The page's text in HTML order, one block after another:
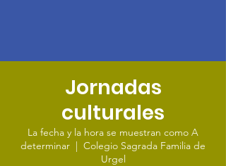
Jornadas
culturales
La fecha y la hora se muestran como A
determinar
  |
Colegio Sagrada Familia de
Urgel